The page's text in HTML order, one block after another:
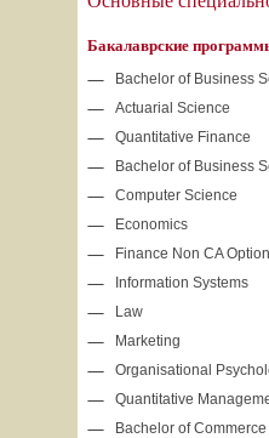
Бакалаврские
Bachelor of Business
Actuarial Science
Quantitative Finance
Bachelor of Business
Computer Science
Economics
Finance Non CA Option
Information Systems
Law
Marketing
Organisational
Quantitative
Bachelor of